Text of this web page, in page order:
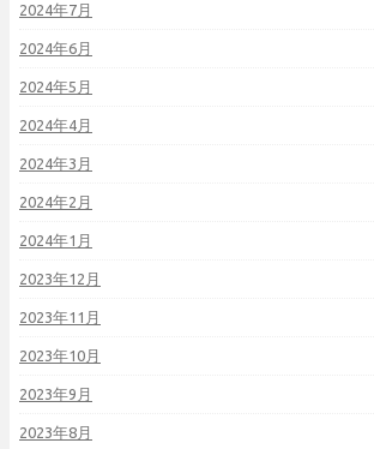
2024年7月
2024年6月
2024年5月
2024年4月
2024年3月
2024年2月
2024年1月
2023年12月
2023年11月
2023年10月
2023年9月
2023年8月